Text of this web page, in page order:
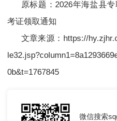
原标题：2026年海盐县
考证领取通知
文章来源：https://
0b&t=1767845
微信搜索